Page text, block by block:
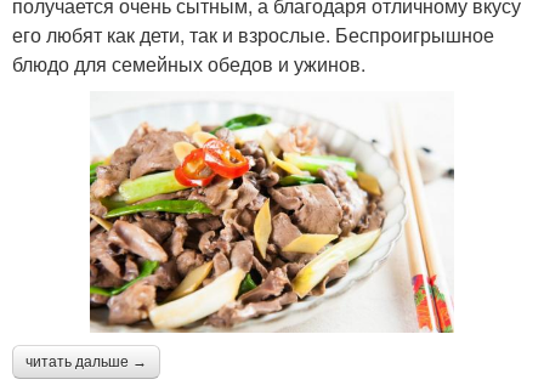
его любят как дети, так и взрослые. Беспроигрышное
блюдо для семейных обедов и ужинов.
читать дальше →